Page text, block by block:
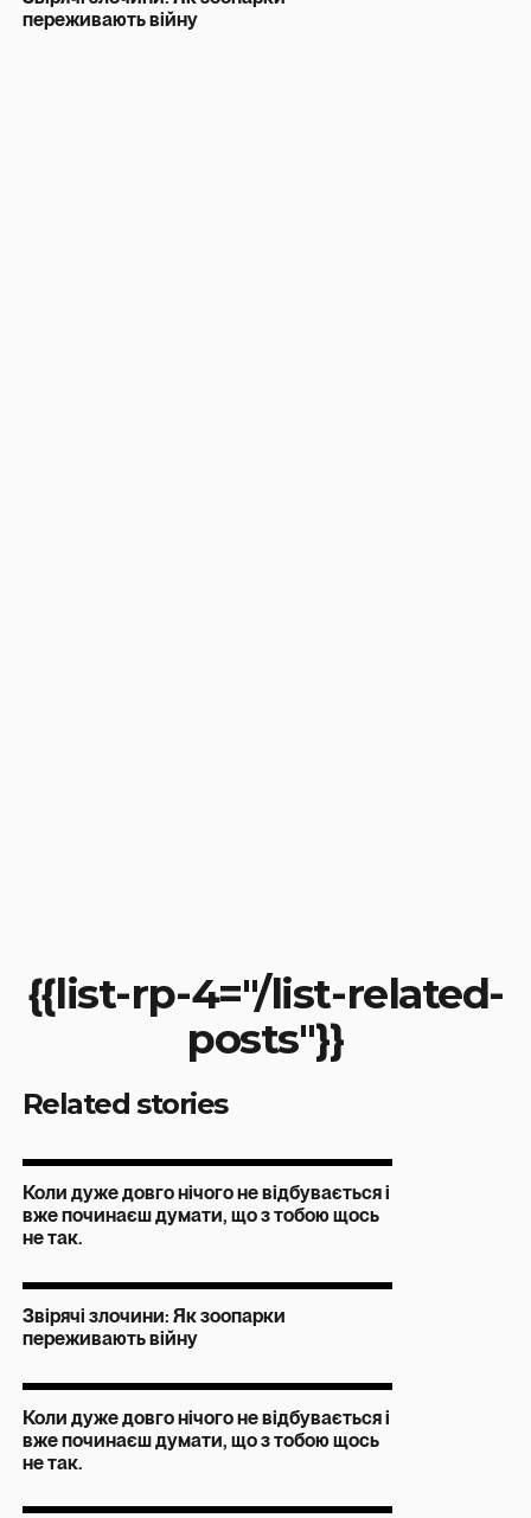
переживають війну
{{list-rp-4="/list-related-
posts"}}
Related stories
Коли дуже довго нічого не відбувається і
вже починаєш думати, що з тобою щось
не так.
Звірячі злочини: Як зоопарки
переживають війну
Коли дуже довго нічого не відбувається і
вже починаєш думати, що з тобою щось
не так.